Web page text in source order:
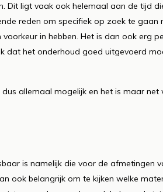
Dit ligt vaak ook helemaal aan de tijd
reden om specifiek op zoek te gaan
in hebben. Het is dan ook erg
dat het onderhoud goed uitgevoerd
allemaal mogelijk en het is maar net
is namelijk die voor de afmetingen
ook belangrijk om te kijken welke